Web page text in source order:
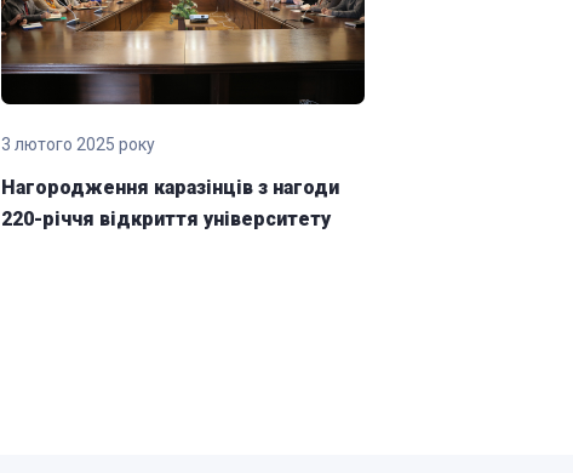
3 лютого 2025 року
Нагородження каразінців з нагоди
220-річчя відкриття університету